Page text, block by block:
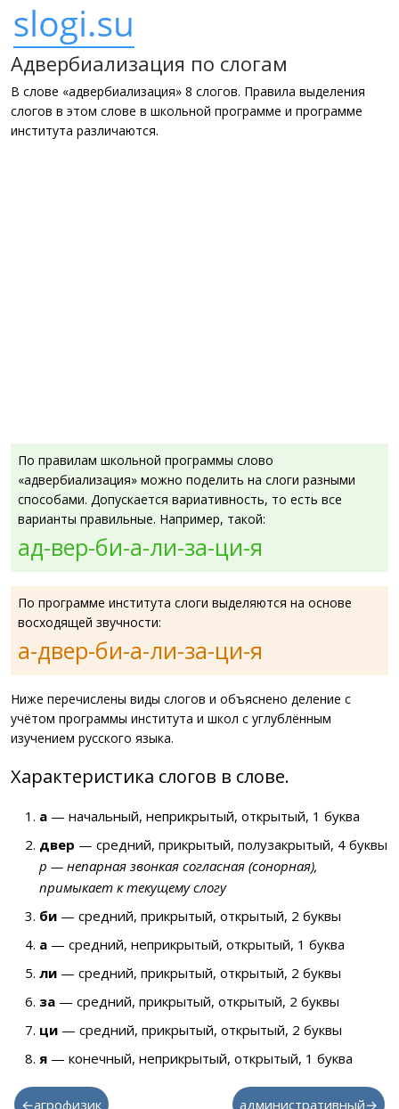
Адвербиализация по слогам
В слове «адвербиализация» 8 слогов. Правила выделения
слогов в этом слове в школьной программе и программе
института различаются.
По правилам школьной программы слово
«адвербиализация» можно поделить на слоги разными
способами. Допускается вариативность, то есть все
варианты правильные. Например, такой:
ад-вер-би-а-ли-за-ци-я
По программе института слоги выделяются на основе
восходящей звучности:
а-двер-би-а-ли-за-ци-я
Ниже перечислены виды слогов и объяснено деление с
учётом программы института и школ с углублённым
изучением русского языка.
Характеристика слогов в слове.
а — начальный, неприкрытый, открытый, 1 буква
двер — средний, прикрытый, полузакрытый, 4 буквы
р — непарная звонкая согласная (сонорная),
примыкает к текущему слогу
би — средний, прикрытый, открытый, 2 буквы
а — средний, неприкрытый, открытый, 1 буква
ли — средний, прикрытый, открытый, 2 буквы
за — средний, прикрытый, открытый, 2 буквы
ци — средний, прикрытый, открытый, 2 буквы
я — конечный, неприкрытый, открытый, 1 буква
←агрофизик административный→